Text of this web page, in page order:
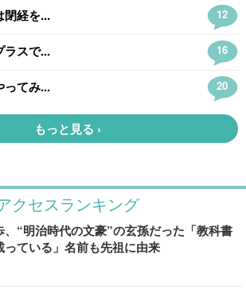
クセスランキング
、“明治時代の文豪”の玄孫だった「教科書
っている」名前も先祖に由来